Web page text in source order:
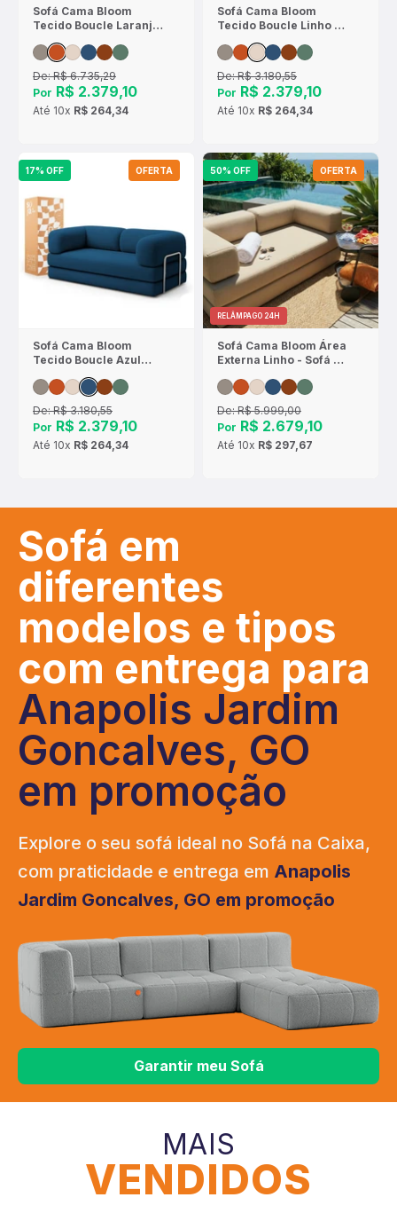
Sofá Cama Bloom
Tecido Boucle Laranja
- Sofá na Caixa
De:R$ 6.735,29
Por R$ 2.379,10
Até 10x R$ 264,34
Sofá Cama Bloom
Tecido Boucle Linho -
Sofá na Caixa
De:R$ 3.180,55
Por R$ 2.379,10
Até 10x R$ 264,34
17% OFF OFERTA
Sofá Cama Bloom
Tecido Boucle Azul
Marinho - Sofá na
Caixa
De:R$ 3.180,55
Por R$ 2.379,10
Até 10x R$ 264,34
50% OFF OFERTA
RELÂMPAGO 24H
Sofá Cama Bloom Área
Externa Linho - Sofá na
De:R$ 5.999,00
Por R$ 2.679,10
Até 10x R$ 297,67
Sofá em
diferentes
modelos e tipos
com entrega para
Anapolis Jardim
Goncalves, GO
em promoção
Explore o seu sofá ideal no Sofá na Caixa,
com praticidade e entrega em Anapolis
Jardim Goncalves, GO em promoção
Garantir meu Sofá
MAIS
VENDIDOS